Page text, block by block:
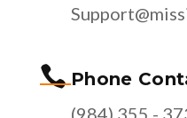
 Phone
(984) 355 -